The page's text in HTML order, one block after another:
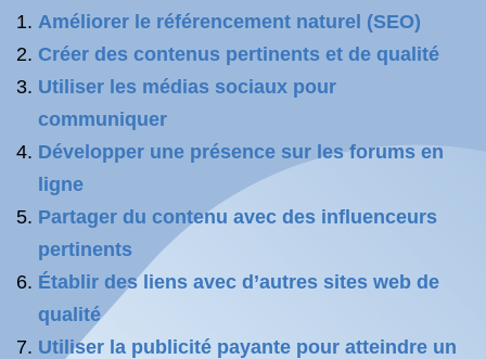
Améliorer le référencement naturel (SEO)
Créer des contenus pertinents et de qualité
Utiliser les médias sociaux pour
communiquer
Développer une présence sur les forums en
ligne
Partager du contenu avec des influenceurs
pertinents
Établir des liens avec d’autres sites web de
qualité
Utiliser la publicité payante pour atteindre un